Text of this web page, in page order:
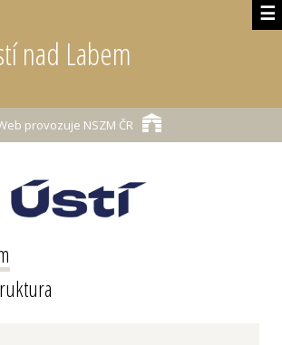
☰
nad Labem
provozuje NSZM ČR